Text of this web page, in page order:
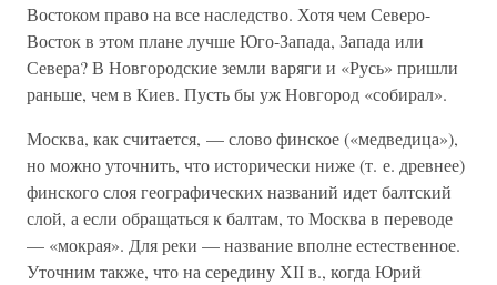
Востоком право на все наследство. Хотя чем Северо-
Восток в этом плане лучше Юго-Запада, Запада или
Севера? В Новгородские земли варяги и «Русь» пришли
раньше, чем в Киев. Пусть бы уж Новгород «собирал».
Москва, как считается, — слово финское («медведица»),
но можно уточнить, что исторически ниже (т. е. древнее)
финского слоя географических названий идет балтский
слой, а если обращаться к балтам, то Москва в переводе
— «мокрая». Для реки — название вполне естественное.
Уточним также, что на середину ХІІ в., когда Юрий